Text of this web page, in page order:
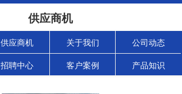
供应商机
供应商机 关于我们 公司动态
招聘中心 客户案例 产品知识